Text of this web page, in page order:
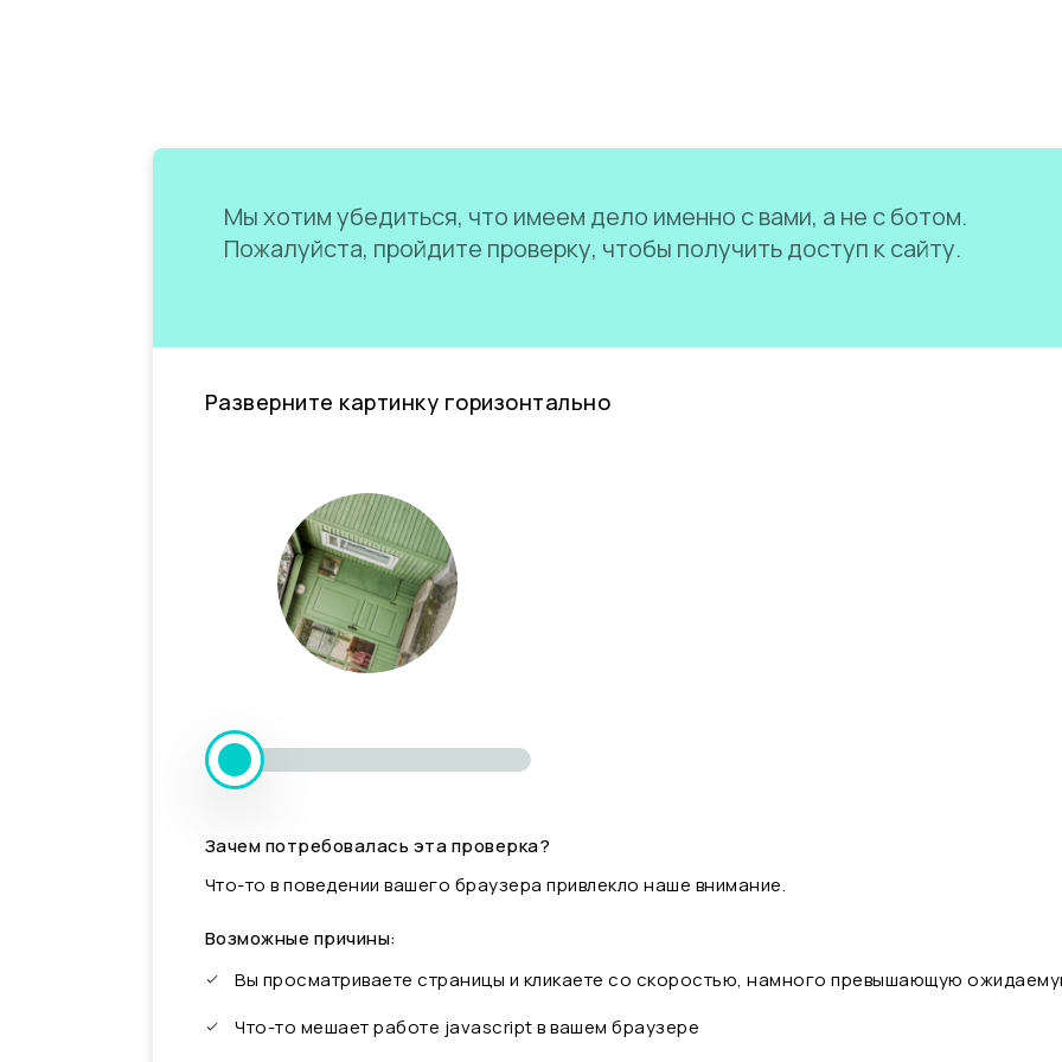
Мы хотим убедиться, что имеем дело именно с вами, а не с ботом.
Пожалуйста, пройдите проверку, чтобы получить доступ к сайту.
Разверните картинку горизонтально
Зачем потребовалась эта проверка?
Что-то в поведении вашего браузера привлекло наше внимание.
Возможные причины:
Вы просматриваете страницы и кликаете со скоростью, намного превышающую
Что-то мешает работе javascript в вашем браузере